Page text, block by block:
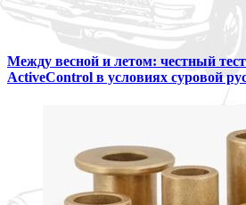
Между весной и летом: честный
ActiveControl в условиях суровой